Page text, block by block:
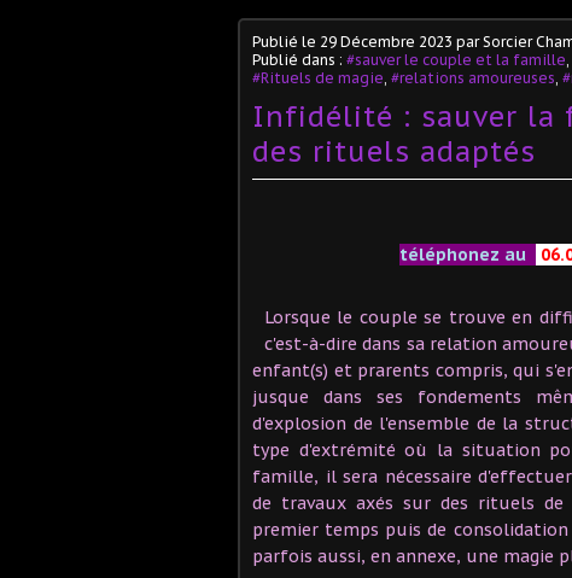
Publié le 29 Décembre 2023 par Sorcier
Publié dans : #sauver le couple et la famille
#Rituels de magie #relations amoureuses
Infidélité : sauver la
des rituels adaptés
téléphonez au
Lorsque le couple se trouve en
c'est-à-dire dans sa relation
enfant(s) et prarents compris, qui
jusque dans ses fondements
d'explosion de l'ensemble de la
type d'extrémité où la situation
famille, il sera nécessaire
de travaux axés sur des rituels
premier temps puis de
parfois aussi, en annexe, une magie